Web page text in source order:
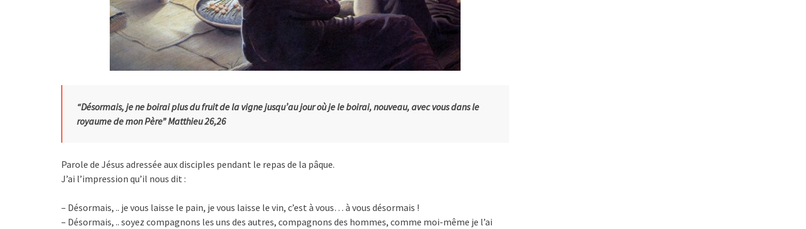
“Désormais, je ne boirai plus du fruit de la vigne jusqu’au jour où je le boirai, nouveau, avec vous dans le
royaume de mon Père” Matthieu 26,26
Parole de Jésus adressée aux disciples pendant le repas de la pâque.
J’ai l’impression qu’il nous dit :
– Désormais, .. je vous laisse le pain, je vous laisse le vin, c’est à vous… à vous désormais !
– Désormais, .. soyez compagnons les uns des autres, compagnons des hommes, comme moi-même je l’ai